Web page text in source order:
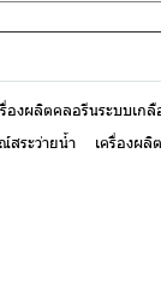
รื่องผลิตคลอรีนระบบเกลื
สระว่ายน้ำ
เครื่องผ